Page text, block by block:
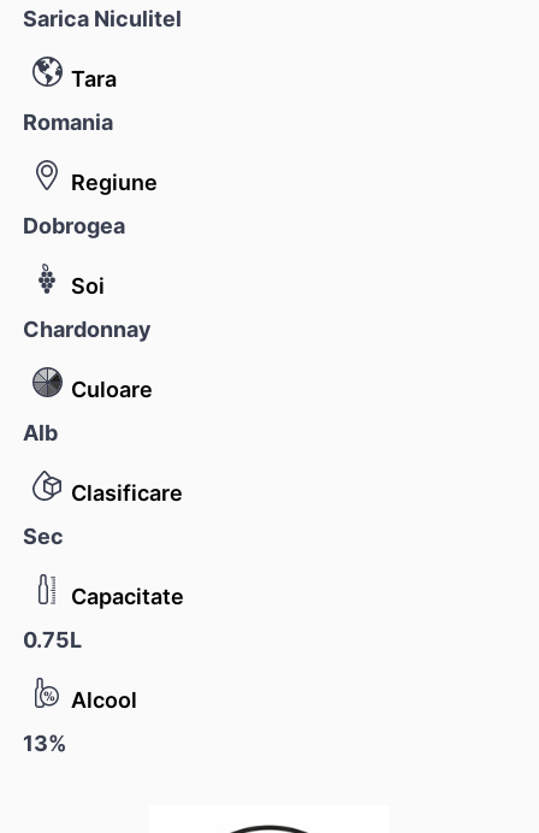
Sarica Niculitel
Tara
Romania
Regiune
Dobrogea
Soi
Chardonnay
Culoare
Alb
Clasificare
Sec
Capacitate
0.75L
Alcool
13%